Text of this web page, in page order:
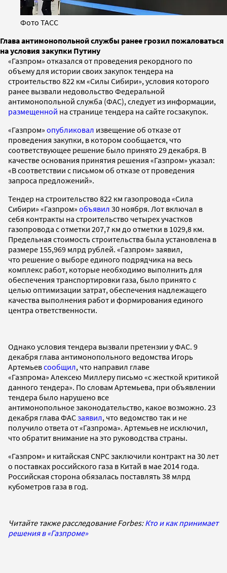
Фото ТАСС
Глава антимонопольной службы ранее грозил пожаловаться
на условия закупки Путину
«Газпром» отказался от проведения рекордного по
объему для истории своих закупок тендера на
строительство 822 км «Силы Сибири», условия которого
ранее вызвали недовольство Федеральной
антимонопольной служба (ФАС), следует из информации,
размещенной на странице тендера на сайте госзакупок.
«Газпром» опубликовал извещение об отказе от
проведения закупки, в котором сообщается, что
соответствующее решение было принято 29 декабря. В
качестве основания принятия решения «Газпром» указал:
«В соответствии с письмом об отказе от проведения
запроса предложений».
Тендер на строительство 822 км газопровода «Сила
Сибири» «Газпром» объявил 30 ноября. Лот включал в
себя контракты на строительство четырех участков
газопровода с отметки 207,7 км до отметки в 1029,8 км.
Предельная стоимость строительства была установлена в
размере 155,969 млрд рублей. «Газпром» заявил,
что решение о выборе единого подрядчика на весь
комплекс работ, которые необходимо выполнить для
обеспечения транспортировки газа, было принято с
целью оптимизации затрат, обеспечения надлежащего
качества выполнения работ и формирования единого
центра ответственности.
Однако условия тендера вызвали претензии у ФАС. 9
декабря глава антимонопольного ведомства Игорь
Артемьевсообщил, что направил главе
«Газпрома» Алексею Миллеру письмо «с жесткой критикой
данного тендера». По словам Артемьева, при объявлении
тендера было нарушено все
антимонопольное законодательство, какое возможно. 23
декабря глава ФАСзаявил, что ведомство так и не
получило ответа от «Газпрома». Артемьев не исключил,
что обратит внимание на это руководства страны.
«Газпром» и китайская CNPC заключили контракт на 30 лет
о поставках российского газа в Китай в мае 2014 года.
Российская сторона обязалась поставлять 38 млрд
кубометров газа в год.
Читайте также расследование Forbes:Кто и как принимает
решения в «Газпроме»